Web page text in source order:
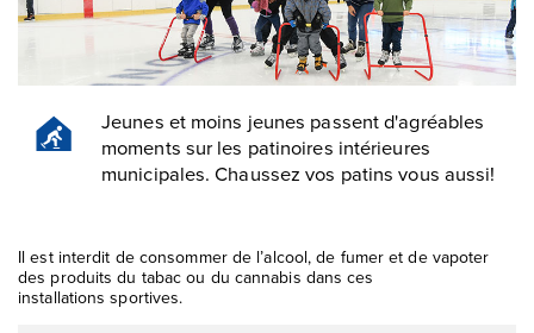
Jeunes et moins jeunes passent d'agréables
moments sur les patinoires intérieures
municipales. Chaussez vos patins vous aussi!
Il est interdit de consommer de l’alcool, de fumer et de vapoter
des produits du tabac ou du cannabis dans ces
installations sportives.